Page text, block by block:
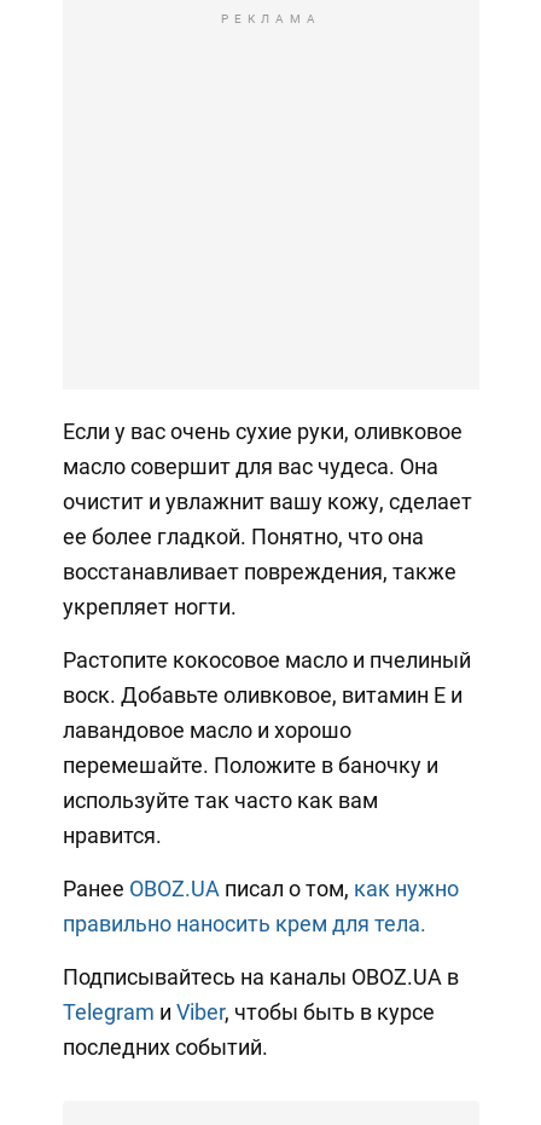
РЕКЛАМА
Если у вас очень сухие руки, оливковое
масло совершит для вас чудеса. Она
очистит и увлажнит вашу кожу, сделает
ее более гладкой. Понятно, что она
восстанавливает повреждения, также
укрепляет ногти.
Растопите кокосовое масло и пчелиный
воск. Добавьте оливковое, витамин Е и
лавандовое масло и хорошо
перемешайте. Положите в баночку и
используйте так часто как вам
нравится.
Ранее OBOZ.UA писал о том, как нужно
правильно наносить крем для тела.
Подписывайтесь на каналы OBOZ.UA в
Telegram и Viber, чтобы быть в курсе
последних событий.